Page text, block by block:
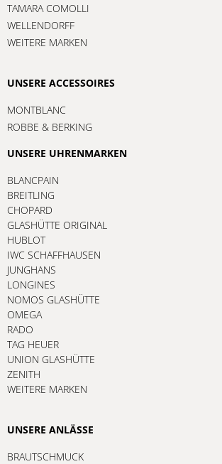
TAMARA COMOLLI
WELLENDORFF
WEITERE MARKEN
UNSERE ACCESSOIRES
MONTBLANC
ROBBE & BERKING
UNSERE UHRENMARKEN
BLANCPAIN
BREITLING
CHOPARD
GLASHÜTTE ORIGINAL
HUBLOT
IWC SCHAFFHAUSEN
JUNGHANS
LONGINES
NOMOS GLASHÜTTE
OMEGA
RADO
TAG HEUER
UNION GLASHÜTTE
ZENITH
WEITERE MARKEN
UNSERE ANLÄSSE
BRAUTSCHMUCK